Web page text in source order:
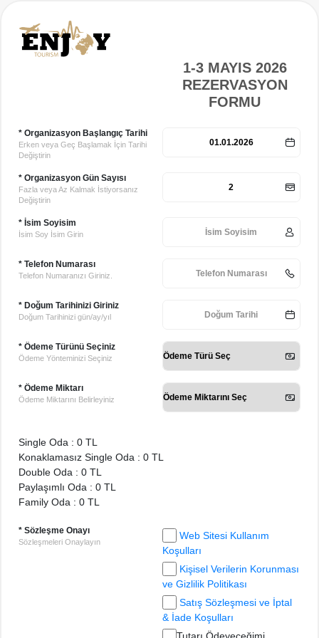
1-3 MAYIS 2026
REZERVASYON
FORMU
* Organizasyon Başlangıç Tarihi
Erken veya Geç Başlamak İçin Tarihi
Değiştirin
* Organizasyon Gün Sayısı
Fazla veya Az Kalmak İstiyorsanız
Değiştirin
* İsim Soyisim
İsim Soy İsim Girin
* Telefon Numarası
Telefon Numaranızı Giriniz.
* Doğum Tarihinizi Giriniz
Doğum Tarihinizi gün/ay/yıl
* Ödeme Türünü Seçiniz
Ödeme Yönteminizi Seçiniz
* Ödeme Miktarı
Ödeme Miktarını Belirleyiniz
Single Oda : 0 TL
Konaklamasız Single Oda : 0 TL
Double Oda : 0 TL
Paylaşımlı Oda : 0 TL
Family Oda : 0 TL
* Sözleşme Onayı
Sözleşmeleri Onaylayın
Web Sitesi Kullanım
Koşulları
Kişisel Verilerin Korunması
ve Gizlilik Politikası
Satış Sözleşmesi ve İptal
& İade Koşulları